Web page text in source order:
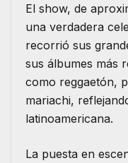
El show, de
una verdadera
recorrió sus
sus álbumes más
como reggaetón,
mariachi,
latinoamericana.
La puesta en